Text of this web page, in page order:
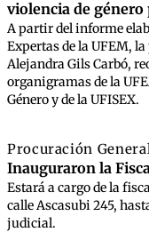
violencia de
A partir del informe
Expertas de la UFEM,
Alejandra Gils Carbó,
organigramas de la
Género y de la UFISEX.
Procuración General
Inauguraron la
Estará a cargo de la
calle Ascasubi 245,
judicial.